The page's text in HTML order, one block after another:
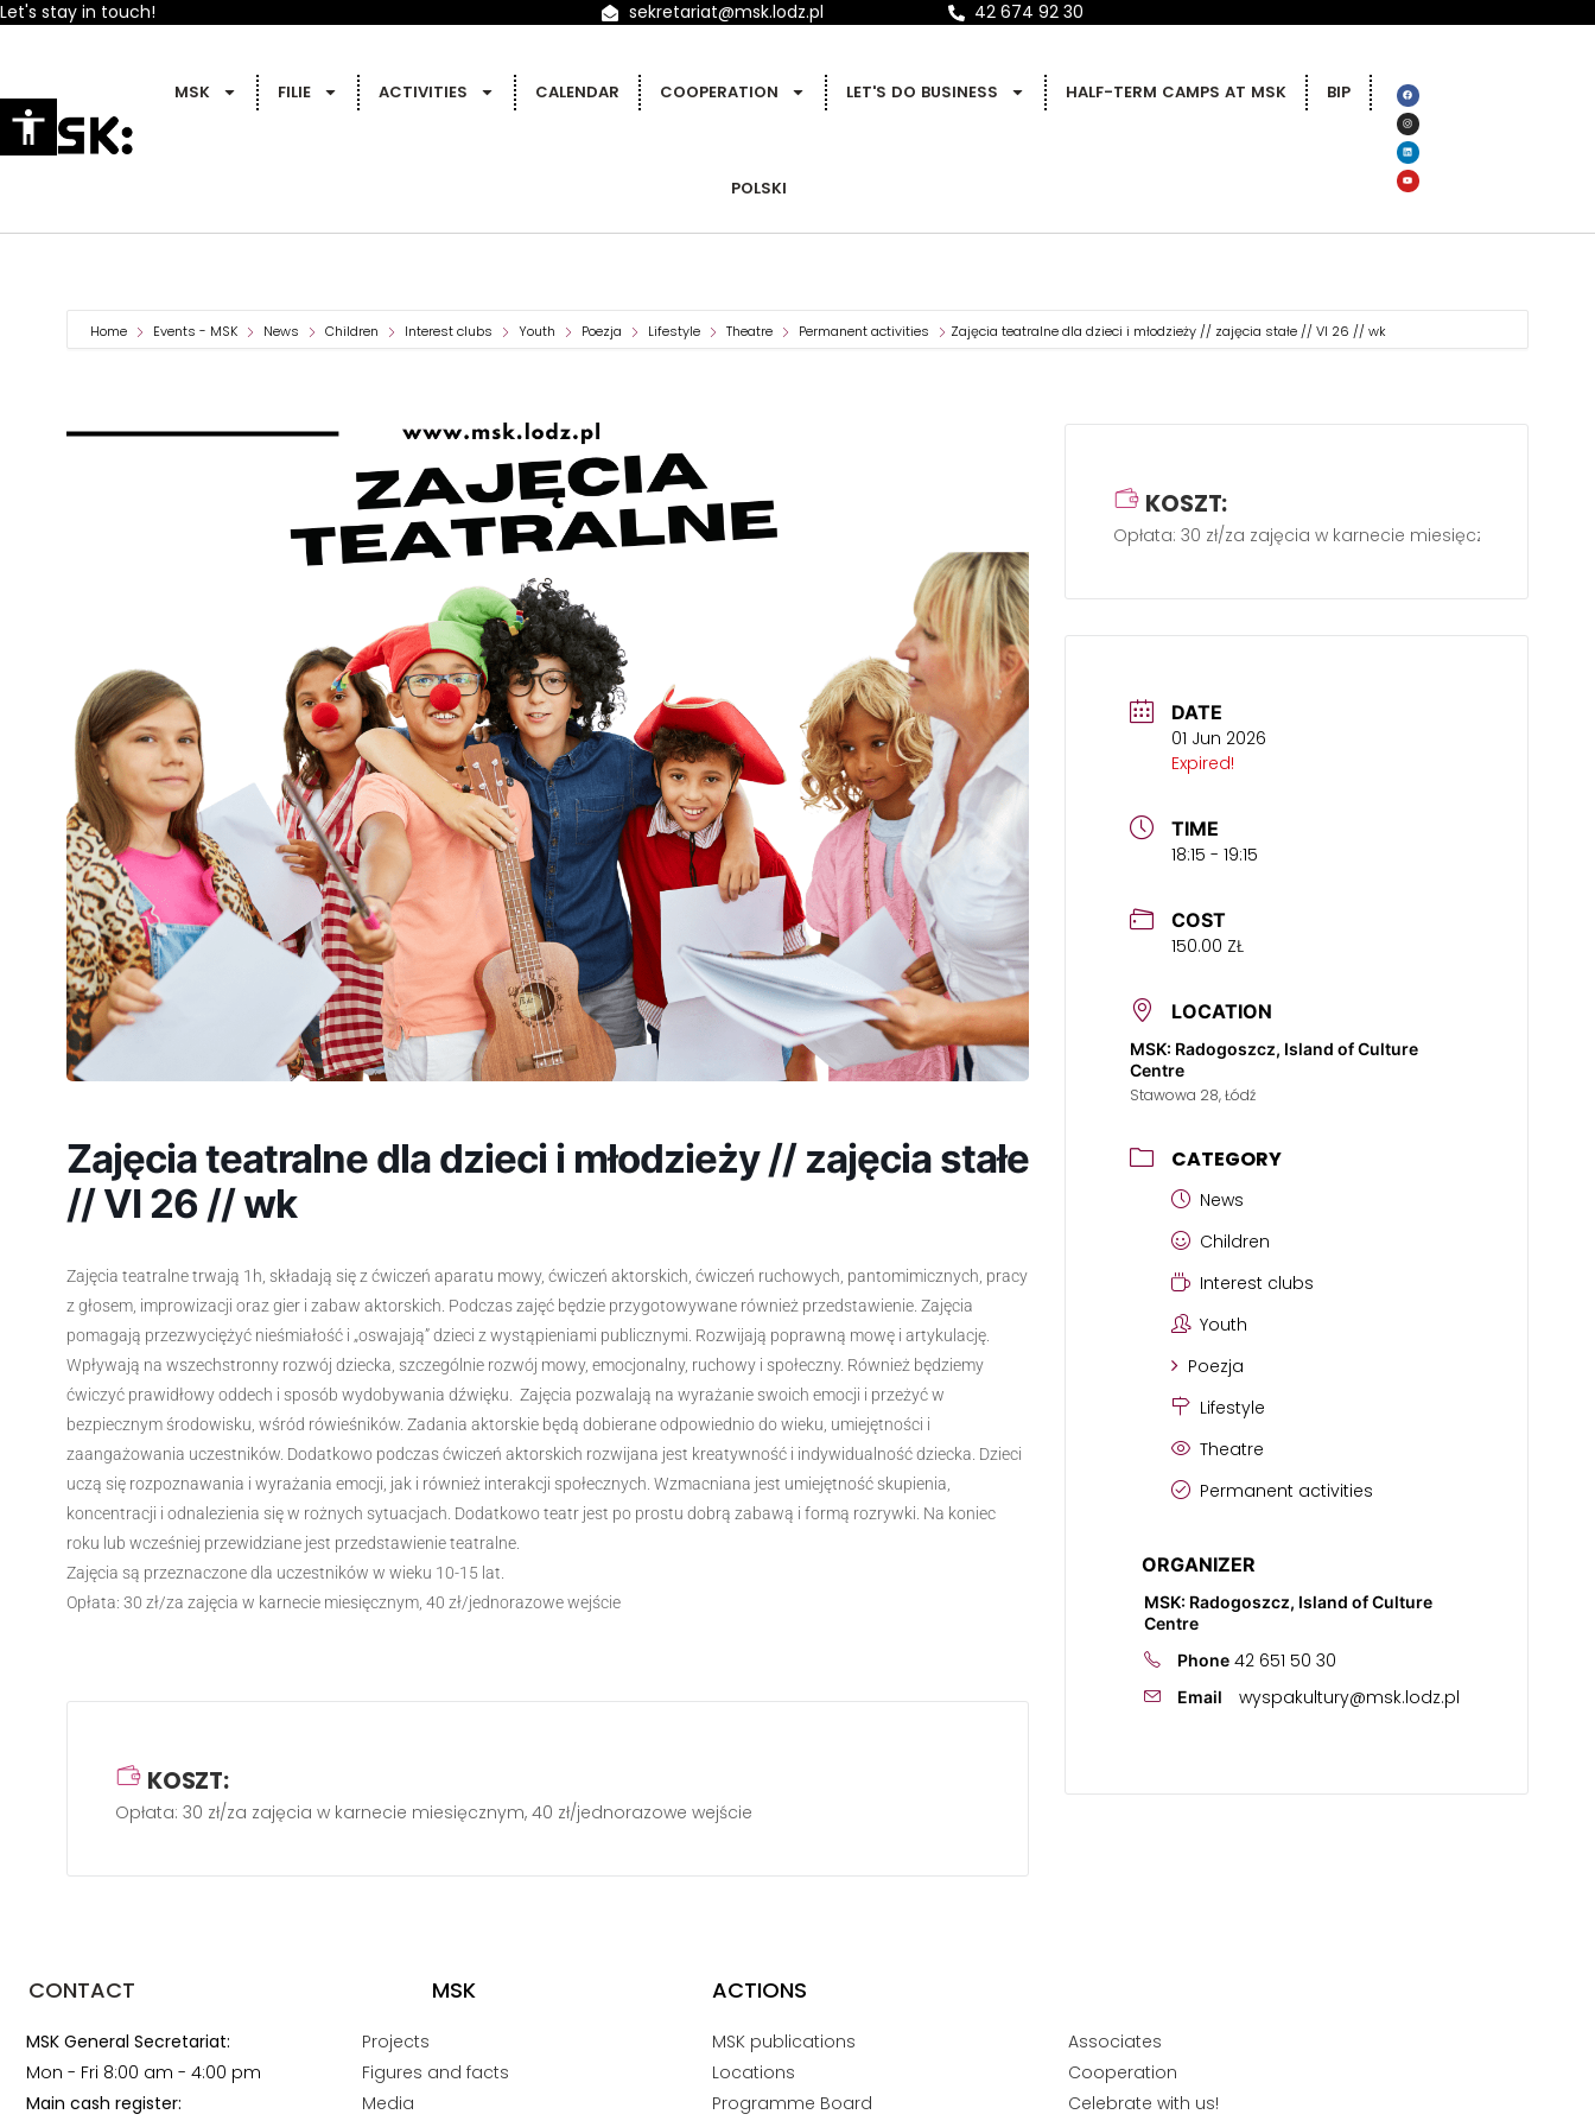
Let's stay in touch! sekretariat@msk.lodz.pl 42 674 92 30
MSK FILIE ACTIVITIES CALENDAR COOPERATION LET'S DO BUSINESS HALF-TERM CAMPS AT MSK BIP
POLSKI
Home Events - MSK News Children Interest clubs Youth Poezja Lifestyle Theatre Permanent activities Zajęcia teatralne dla dzieci i młodzieży // zajęcia stałe // VI 26 // wk
Zajęcia teatralne dla dzieci i młodzieży // zajęcia stałe
// VI 26 // wk
Zajęcia teatralne trwają 1h, składają się z ćwiczeń aparatu mowy, ćwiczeń aktorskich, ćwiczeń ruchowych, pantomimicznych, pracy
z głosem, improwizacji oraz gier i zabaw aktorskich. Podczas zajęć będzie przygotowywane również przedstawienie. Zajęcia
pomagają przezwyciężyć nieśmiałość i „oswajają” dzieci z wystąpieniami publicznymi. Rozwijają poprawną mowę i artykulację.
Wpływają na wszechstronny rozwój dziecka, szczególnie rozwój mowy, emocjonalny, ruchowy i społeczny. Również będziemy
ćwiczyć prawidłowy oddech i sposób wydobywania dźwięku. Zajęcia pozwalają na wyrażanie swoich emocji i przeżyć w
bezpiecznym środowisku, wśród rówieśników. Zadania aktorskie będą dobierane odpowiednio do wieku, umiejętności i
zaangażowania uczestników. Dodatkowo podczas ćwiczeń aktorskich rozwijana jest kreatywność i indywidualność dziecka. Dzieci
uczą się rozpoznawania i wyrażania emocji, jak i również interakcji społecznych. Wzmacniana jest umiejętność skupienia,
koncentracji i odnalezienia się w rożnych sytuacjach. Dodatkowo teatr jest po prostu dobrą zabawą i formą rozrywki. Na koniec
roku lub wcześniej przewidziane jest przedstawienie teatralne.
Zajęcia są przeznaczone dla uczestników w wieku 10-15 lat.
Opłata: 30 zł/za zajęcia w karnecie miesięcznym, 40 zł/jednorazowe wejście
KOSZT:
Opłata: 30 zł/za zajęcia w karnecie miesięcznym, 40 zł/jednorazowe wejście
DATE
01 Jun 2026
Expired!
TIME
18:15 - 19:15
COST
150.00 ZŁ
LOCATION
MSK: Radogoszcz, Island of Culture
Centre
Stawowa 28, Łódź
CATEGORY
News
Children
Interest clubs
Youth
Poezja
Lifestyle
Theatre
Permanent activities
ORGANIZER
MSK: Radogoszcz, Island of Culture
Centre
Phone 42 651 50 30
Email wyspakultury@msk.lodz.pl
KOSZT:
Opłata: 30 zł/za zajęcia w karnecie miesięcznym, 40 zł/
CONTACT MSK ACTIONS
MSK General Secretariat:
Mon - Fri 8:00 am - 4:00 pm
Main cash register:
Projects
Figures and facts
Media
MSK publications
Locations
Programme Board
Associates
Cooperation
Celebrate with us!